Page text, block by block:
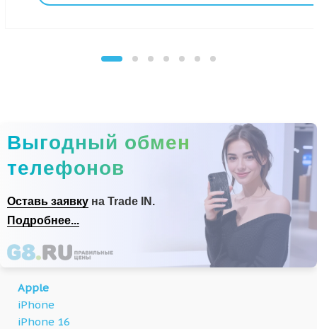
Выгодный обмен
телефонов
Оставь заявку на Trade IN.
Подробнее...
Apple
iPhone
iPhone 16